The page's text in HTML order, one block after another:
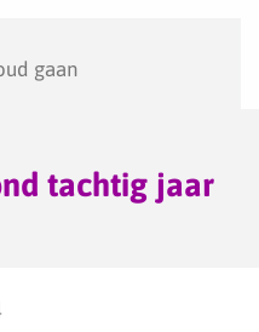
gaan
tachtig jaar